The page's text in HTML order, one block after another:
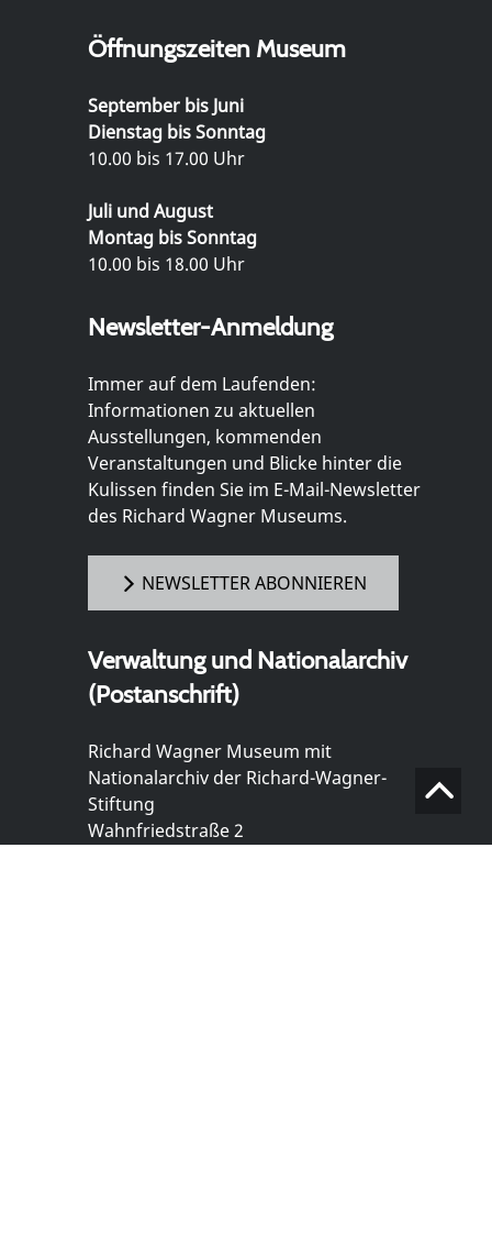
Öffnungszeiten Museum
September bis Juni
Dienstag bis Sonntag
10.00 bis 17.00 Uhr
Juli und August
Montag bis Sonntag
10.00 bis 18.00 Uhr
Newsletter-Anmeldung
Immer auf dem Laufenden:
Informationen zu aktuellen
Ausstellungen, kommenden
Veranstaltungen und Blicke hinter die
Kulissen finden Sie im E-Mail-Newsletter
des Richard Wagner Museums.
NEWSLETTER ABONNIEREN
Verwaltung und Nationalarchiv
(Postanschrift)
Richard Wagner Museum mit
Nationalarchiv der Richard-Wagner-
Stiftung
Wahnfriedstraße 2